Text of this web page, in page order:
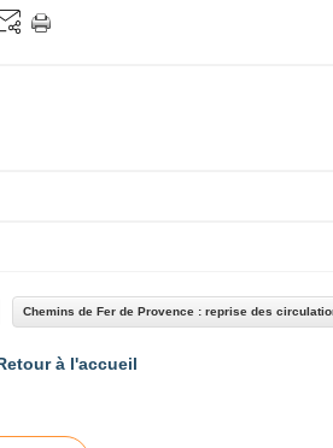
à l'accueil